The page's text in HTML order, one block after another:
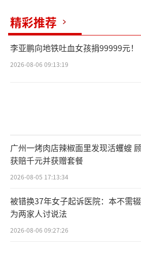
我国交通固定资产投资8944
水运分别完成投资6004亿元
精彩推荐
李亚鹏向地铁吐血女孩捐99999元！
2026-08-06 09:13:19
广州一烤肉店辣椒面里发现活蠼螋
获赔千元并获赠套餐
2026-08-05 17:13:34
被错换37年女子起诉医院：本不需
为两家人讨说法
2026-08-06 09:27:26